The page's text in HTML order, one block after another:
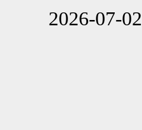
2026-07-02